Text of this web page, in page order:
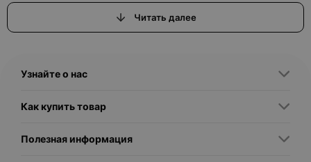
добавить современный, аккуратный акцент к интерьеру.
комфортную и профессиональную атмосферу без
- Владельцы и администраторы баров, кафе и ресторанов,
стремящиеся к формированию стильного, уютного и
Читать далее
Узнайте о нас
Как купить товар
Полезная информация